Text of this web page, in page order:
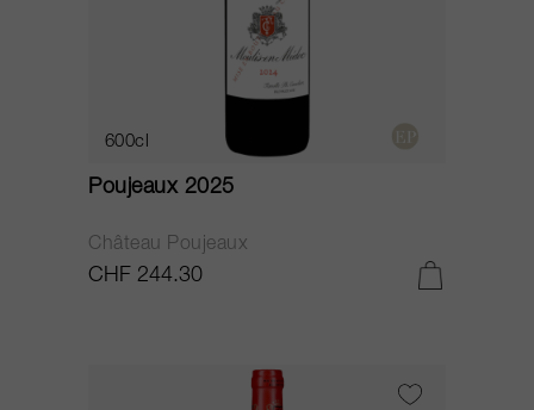
600cl
Poujeaux 2025
Château Poujeaux
CHF 244.30